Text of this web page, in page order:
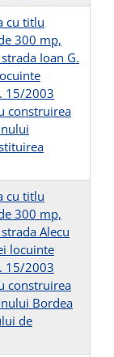
cu titlu
300 mp,
Ioan G.
15/2003
construirea
cu titlu
300 mp,
Alecu
locuinte
15/2003
construirea
Bordea
de